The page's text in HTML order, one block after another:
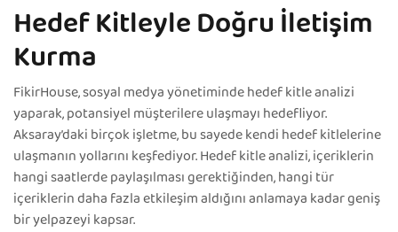
Hedef Kitleyle Doğru İletişim
Kurma
FikirHouse, sosyal medya yönetiminde hedef kitle analizi
yaparak, potansiyel müşterilere ulaşmayı hedefliyor.
Aksaray’daki birçok işletme, bu sayede kendi hedef kitlelerine
ulaşmanın yollarını keşfediyor. Hedef kitle analizi, içeriklerin
hangi saatlerde paylaşılması gerektiğinden, hangi tür
içeriklerin daha fazla etkileşim aldığını anlamaya kadar geniş
bir yelpazeyi kapsar.